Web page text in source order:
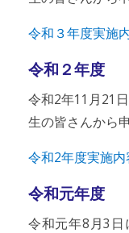
令和３年度実施
令和２年度
令和2年11月21
生の皆さんから
令和2年度実施内
令和元年度
令和元年8月3日